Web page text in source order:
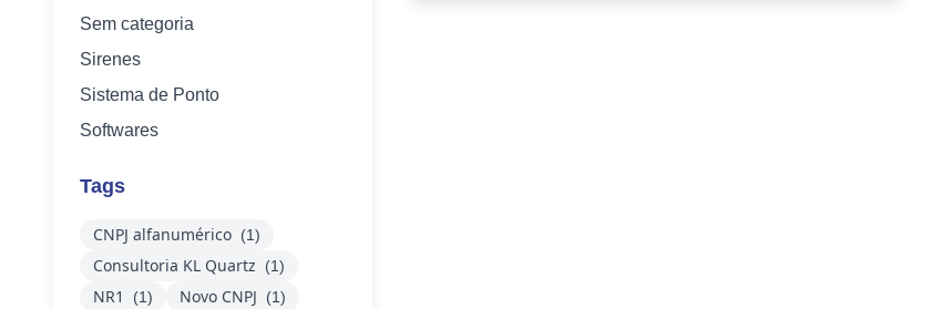
Sem categoria
Sirenes
Sistema de Ponto
Softwares
Tags
CNPJ alfanumérico (1)
Consultoria KL Quartz (1)
NR1 (1) Novo CNPJ (1)